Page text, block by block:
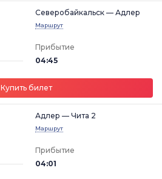
Северобайкальск — Адлер
Маршрут
Прибытие
04:45
Купить билет
Адлер — Чита 2
Маршрут
Прибытие
04:01